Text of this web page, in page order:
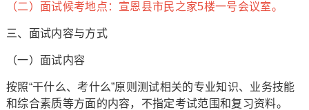
（二）面试候考地点：宣恩县市民之家5楼一号会议室。
三、面试内容与方式
（一）面试内容
按照“干什么、考什么”原则测试相关的专业知识、业务技能
和综合素质等方面的内容，不指定考试范围和复习资料。